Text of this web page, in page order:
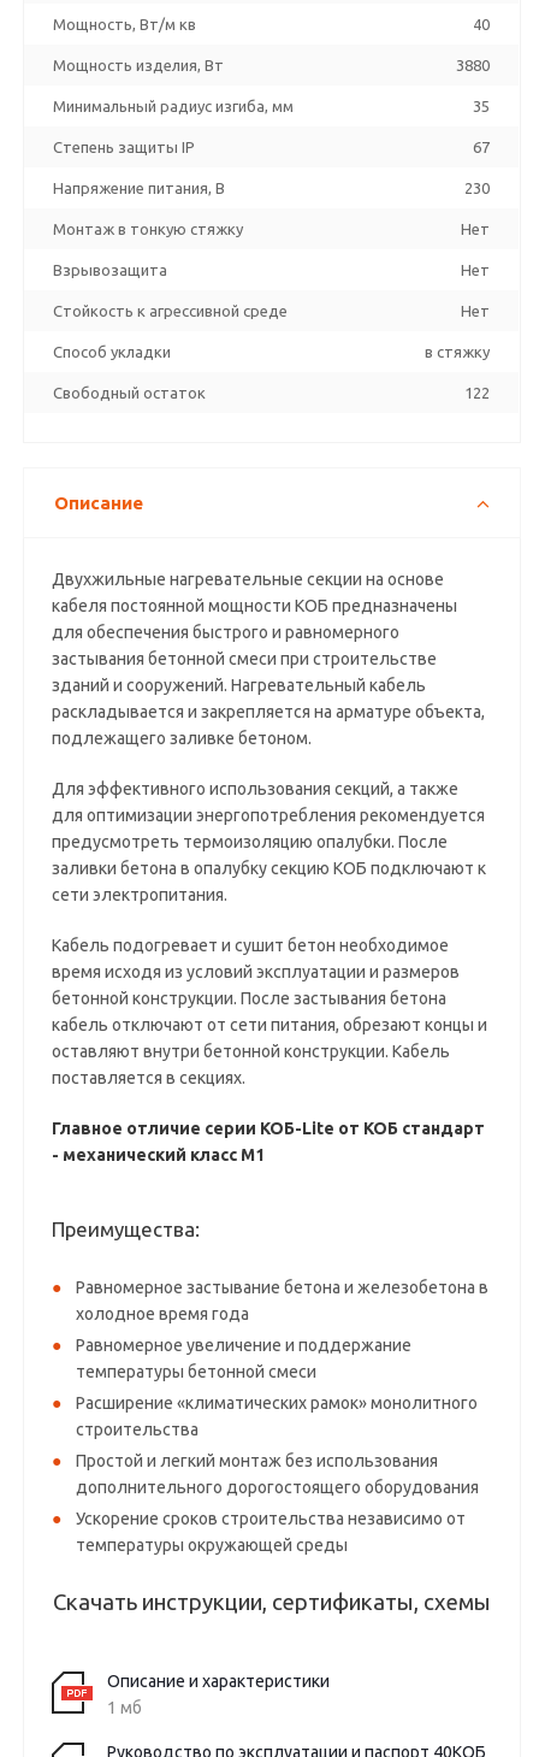
Мощность, Вт/м кв 40
Мощность изделия, Вт 3880
Минимальный радиус изгиба, мм 35
Степень защиты IP 67
Напряжение питания, В 230
Монтаж в тонкую стяжку Нет
Взрывозащита Нет
Стойкость к агрессивной среде Нет
Способ укладки в стяжку
Свободный остаток 122
Описание
Двухжильные нагревательные секции на основе
кабеля постоянной мощности КОБ предназначены
для обеспечения быстрого и равномерного
застывания бетонной смеси при строительстве
зданий и сооружений. Нагревательный кабель
раскладывается и закрепляется на арматуре объекта,
подлежащего заливке бетоном.
Для эффективного использования секций, а также
для оптимизации энергопотребления рекомендуется
предусмотреть термоизоляцию опалубки. После
заливки бетона в опалубку секцию КОБ подключают к
сети электропитания.
Кабель подогревает и сушит бетон необходимое
время исходя из условий эксплуатации и размеров
бетонной конструкции. После застывания бетона
кабель отключают от сети питания, обрезают концы и
оставляют внутри бетонной конструкции. Кабель
поставляется в секциях.
Главное отличие серии КОБ-Lite от КОБ стандарт
- механический класс М1
Преимущества:
Равномерное застывание бетона и железобетона в
холодное время года
Равномерное увеличение и поддержание
температуры бетонной смеси
Расширение «климатических рамок» монолитного
строительства
Простой и легкий монтаж без использования
дополнительного дорогостоящего оборудования
Ускорение сроков строительства независимо от
температуры окружающей среды
Скачать инструкции, сертификаты, схемы
Описание и характеристики
1 мб
Руководство по эксплуатации и паспорт 40КОБ